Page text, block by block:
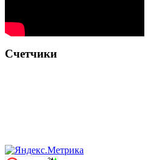
Счетчики